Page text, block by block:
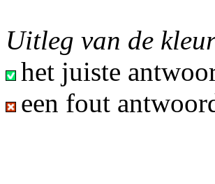
Uitleg van de
het juiste
een fout